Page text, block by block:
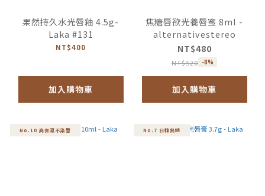
果然持久水光唇釉 4.5g-
Laka #131
NT$400
加入購物車
焦糖唇欲光養唇蜜 8ml -
alternativestereo
NT$480
NT$520 -8%
加入購物車
No.10 高保濕不染唇 No.7 日韓熱銷